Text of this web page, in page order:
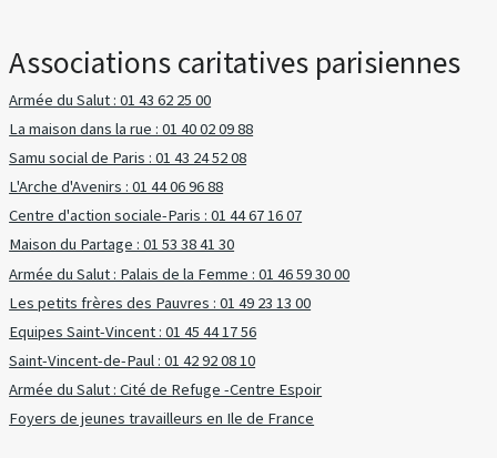
Associations caritatives parisiennes
Armée du Salut : 01 43 62 25 00
La maison dans la rue : 01 40 02 09 88
Samu social de Paris : 01 43 24 52 08
L'Arche d'Avenirs : 01 44 06 96 88
Centre d'action sociale-Paris : 01 44 67 16 07
Maison du Partage : 01 53 38 41 30
Armée du Salut : Palais de la Femme : 01 46 59 30 00
Les petits frères des Pauvres : 01 49 23 13 00
Equipes Saint-Vincent : 01 45 44 17 56
Saint-Vincent-de-Paul : 01 42 92 08 10
Armée du Salut : Cité de Refuge -Centre Espoir
Foyers de jeunes travailleurs en Ile de France